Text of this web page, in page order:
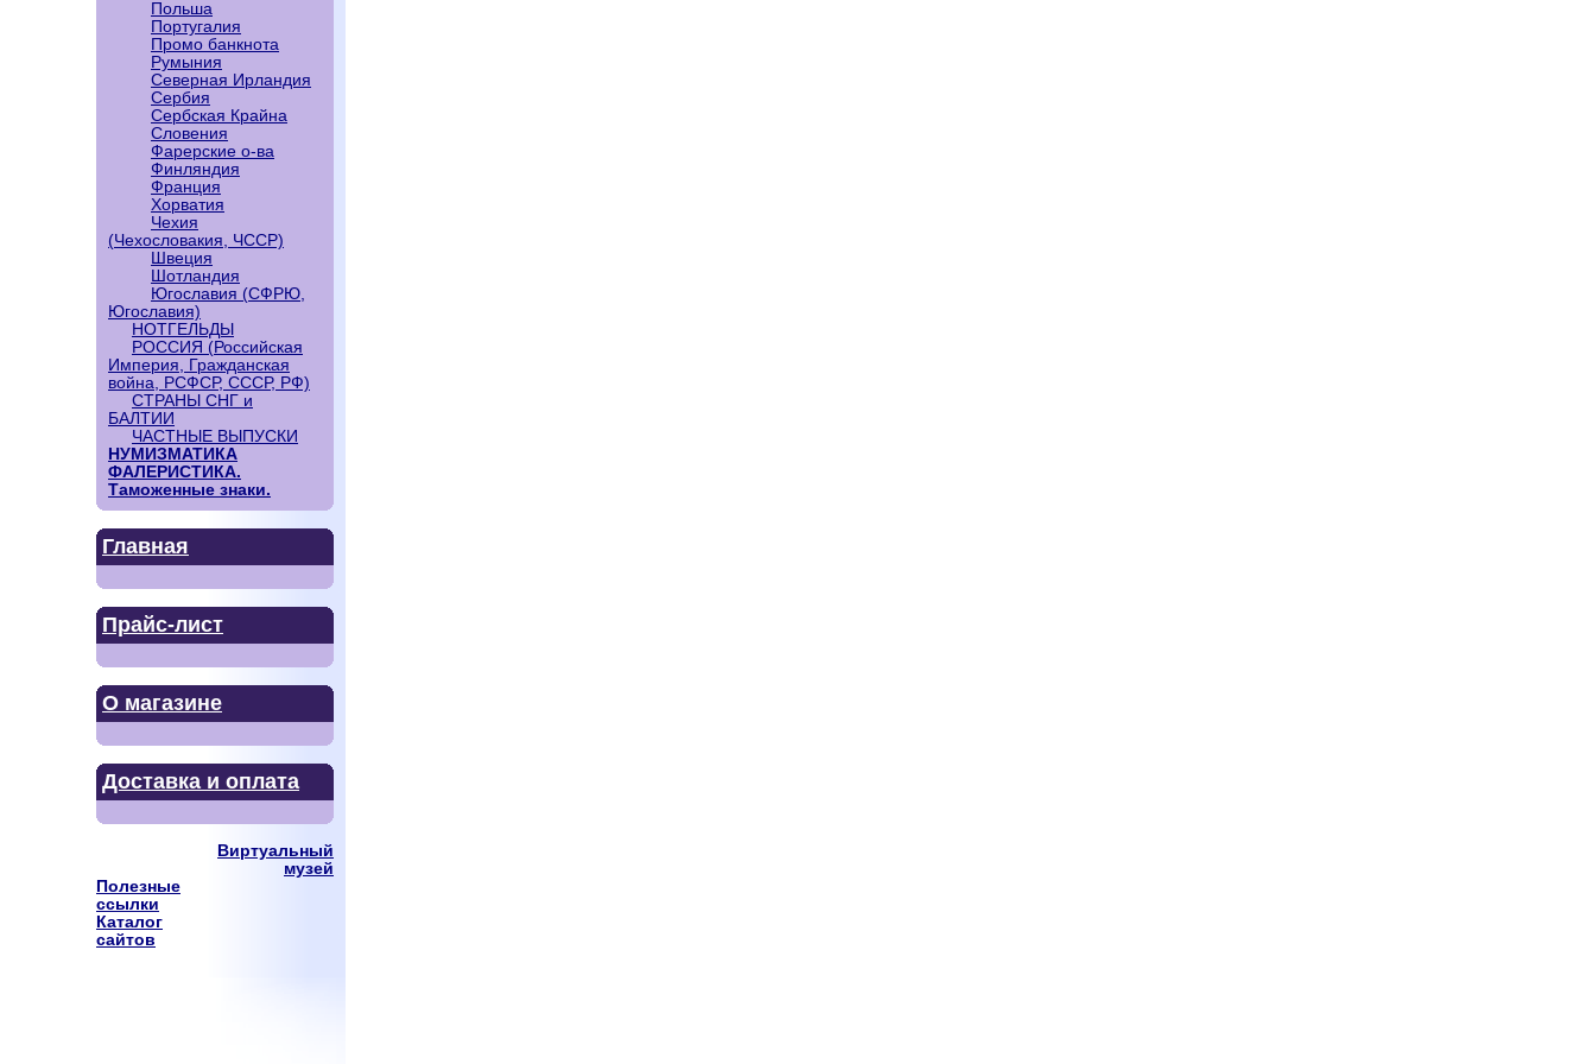
Польша
Португалия
Промо банкнота
Румыния
Северная Ирландия
Сербия
Сербская Крайна
Словения
Фарерские о-ва
Финляндия
Франция
Хорватия
Чехия
(Чехословакия, ЧССР)
Швеция
Шотландия
Югославия (СФРЮ,
Югославия)
НОТГЕЛЬДЫ
РОССИЯ (Российская
Империя, Гражданская
война, РСФСР, СССР, РФ)
СТРАНЫ СНГ и
БАЛТИИ
ЧАСТНЫЕ ВЫПУСКИ
НУМИЗМАТИКА
ФАЛЕРИСТИКА.
Таможенные знаки.
Главная
Прайс-лист
О магазине
Доставка и оплата
Виртуальный
музей
Полезные
ссылки
Каталог
сайтов